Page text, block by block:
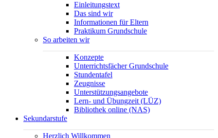
Einleitungstext
Das sind wir
Informationen für Eltern
Praktikum Grundschule
So arbeiten wir
Konzepte
Unterrichtsfächer Grundschule
Stundentafel
Zeugnisse
Unterstützungsangebote
Lern- und Übungzeit (LÜZ)
Bibliothek online (NAS)
Sekundarstufe
Herzlich Willkommen